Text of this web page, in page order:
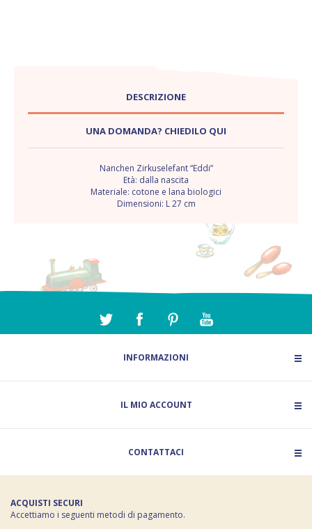
DESCRIZIONE
UNA DOMANDA? CHIEDILO QUI
Nanchen Zirkuselefant “Eddi”
Età: dalla nascita
Materiale: cotone e lana biologici
Dimensioni: L 27 cm
INFORMAZIONI
IL MIO ACCOUNT
CONTATTACI
ACQUISTI SECURI
Accettiamo i seguenti metodi di pagamento.